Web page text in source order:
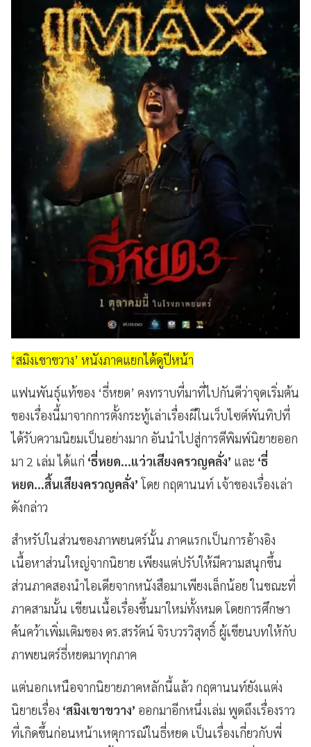
‘สมิงเขาขวาง’ หนังภาคแยกได้ดูปีหน้า
แฟนพันธุ์แท้ของ ‘ธี่หยด’ คงทราบที่มาที่ไปกันดีว่าจุดเริ่มต้น
ของเรื่องนี้มาจากการตั้งกระทู้เล่าเรื่องผีในเว็บไซต์พันทิปที่
ได้รับความนิยมเป็นอย่างมาก อันนำไปสู่การตีพิมพ์นิยายออก
มา 2 เล่ม ได้แก่ ‘ธี่หยด...แว่วเสียงครวญคลั่ง’ และ ‘ธี่
หยด...สิ้นเสียงครวญคลั่ง’โดย กฤตานนท์ เจ้าของเรื่องเล่า
ดังกล่าว
สำหรับในส่วนของภาพยนตร์นั้น ภาคแรกเป็นการอ้างอิง
เนื้อหาส่วนใหญ่จากนิยาย เพียงแต่ปรับให้มีความสนุกขึ้น
ส่วนภาคสองนำไอเดียจากหนังสือมาเพียงเล็กน้อย ในขณะที่
ภาคสามนั้น เขียนเนื้อเรื่องขึ้นมาใหม่ทั้งหมด โดยการศึกษา
ค้นคว้าเพิ่มเติมของ ดร.สรรัตน์ จิรบวรวิสุทธิ์ ผู้เขียนบทให้กับ
ภาพยนตร์ธี่หยดมาทุกภาค
แต่นอกเหนือจากนิยายภาคหลักนี้แล้ว กฤตานนท์ยังเแต่ง
นิยายเรื่อง ‘สมิงเขาขวาง’ ออกมาอีกหนึ่งเล่ม พูดถึงเรื่องราว
ที่เกิดขึ้นก่อนหน้าเหตุการณ์ในธี่หยด เป็นเรื่องเกี่ยวกับพี่